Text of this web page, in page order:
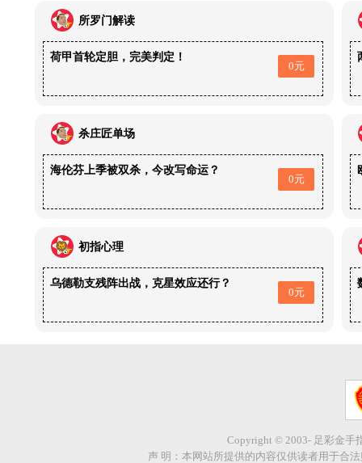
所罗门解读
荷甲首轮定胆，完美判定！
0元
杀庄匠单场
海伦芬上季被双杀，今改写命运？
0元
初指心理
乌德勒支残阵出战，克星效应还行？
0元
Copyright © 2003- 足彩金手
声 明：本网站所提供的内容仅供读者用于合